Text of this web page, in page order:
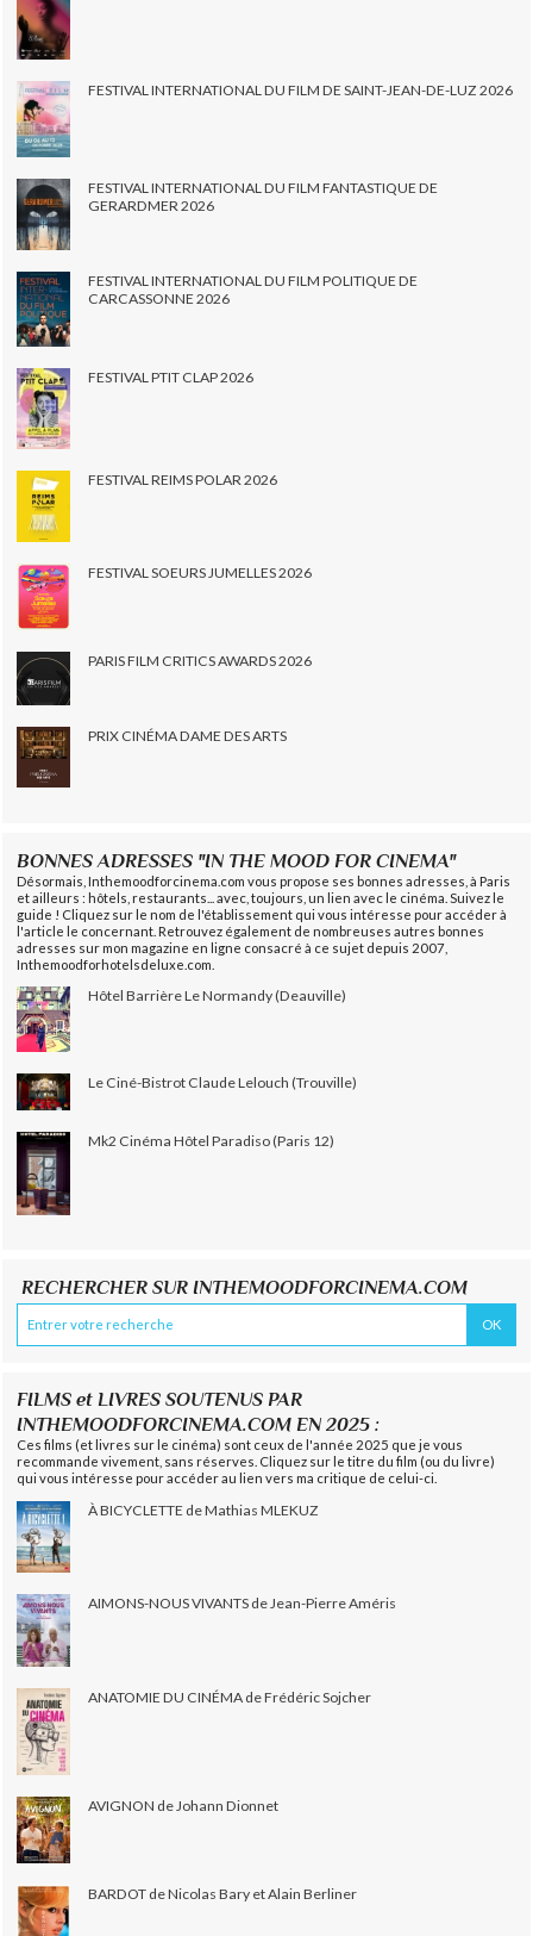
FESTIVAL INTERNATIONAL DU FILM DE SAINT-JEAN-DE-LUZ 2026
FESTIVAL INTERNATIONAL DU FILM FANTASTIQUE DE
GERARDMER 2026
FESTIVAL INTERNATIONAL DU FILM POLITIQUE DE
CARCASSONNE 2026
FESTIVAL PTIT CLAP 2026
FESTIVAL REIMS POLAR 2026
FESTIVAL SOEURS JUMELLES 2026
PARIS FILM CRITICS AWARDS 2026
PRIX CINÉMA DAME DES ARTS
BONNES ADRESSES "IN THE MOOD FOR CINEMA"
Désormais, Inthemoodforcinema.com vous propose ses bonnes adresses, à Paris
et ailleurs : hôtels, restaurants... avec, toujours, un lien avec le cinéma. Suivez le
guide ! Cliquez sur le nom de l'établissement qui vous intéresse pour accéder à
l'article le concernant. Retrouvez également de nombreuses autres bonnes
adresses sur mon magazine en ligne consacré à ce sujet depuis 2007,
Inthemoodforhotelsdeluxe.com.
Hôtel Barrière Le Normandy (Deauville)
Le Ciné-Bistrot Claude Lelouch (Trouville)
Mk2 Cinéma Hôtel Paradiso (Paris 12)
RECHERCHER SUR INTHEMOODFORCINEMA.COM
FILMS et LIVRES SOUTENUS PAR
INTHEMOODFORCINEMA.COM EN 2025 :
Ces films (et livres sur le cinéma) sont ceux de l'année 2025 que je vous
recommande vivement, sans réserves. Cliquez sur le titre du film (ou du livre)
qui vous intéresse pour accéder au lien vers ma critique de celui-ci.
À BICYCLETTE de Mathias MLEKUZ
AIMONS-NOUS VIVANTS de Jean-Pierre Améris
ANATOMIE DU CINÉMA de Frédéric Sojcher
AVIGNON de Johann Dionnet
BARDOT de Nicolas Bary et Alain Berliner